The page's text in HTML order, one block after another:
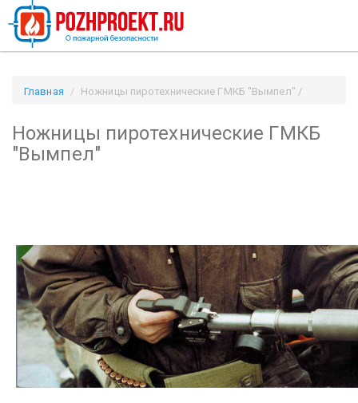
Главная
Ножницы пиротехнические ГМКБ "Вымпел" /
Ножницы пиротехнические ГМКБ
"Вымпел"